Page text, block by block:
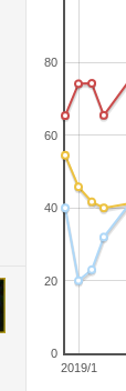
2019/1
0
20
40
60
80